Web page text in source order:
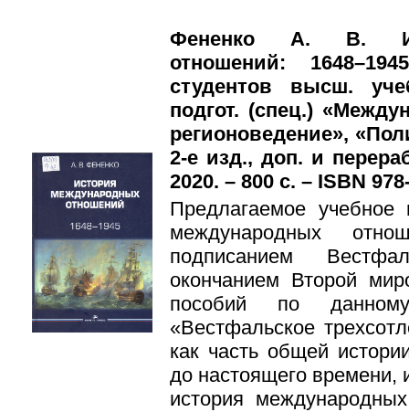
Фененко А. В.
отношений:
студентов высш.
подгот. (спец.)
регионоведение»,
2-е изд., доп. и
2020. – 800 с. – ISBN
Предлагаемое учебное
международных
подписанием
окончанием Второй
пособий по
«Вестфальское
как часть общей
до настоящего времени,
история